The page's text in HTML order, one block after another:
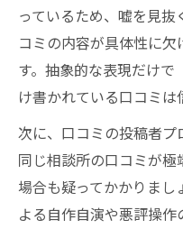
コツ
結婚相談所口コミ
結婚相談所口
術
結婚相談所2ch
結婚相談所口
結婚相談所ス
方法
っているため、嘘を見抜
コミの内容が具体性に
す。抽象的な表現だけ
け書かれている口コミは
次に、口コミの投稿者プ
同じ相談所の口コミが
場合も疑ってかかりま
よる自作自演や悪評操作